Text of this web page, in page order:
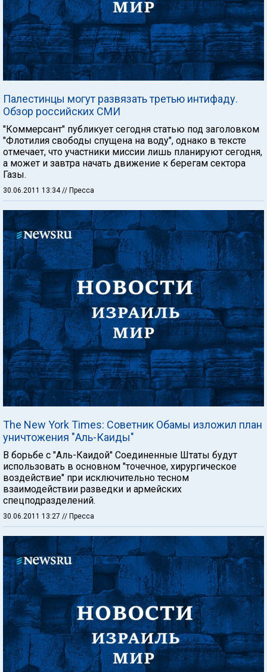
Палестинцы могут развязать третью интифаду.
Обзор российских СМИ
"Коммерсант" публикует сегодня статью под заголовком
"Флотилия свободы спущена на воду", однако в тексте
отмечает, что участники миссии лишь планируют сегодня,
а может и завтра начать движение к берегам сектора
Газы.
30.06.2011 13:34// Пресса
The New York Times: Советник Обамы изложил план
уничтожения "Аль-Каиды"
В борьбе с "Аль-Каидой" Соединенные Штаты будут
использовать в основном "точечное, хирургическое
воздействие" при исключительно тесном
взаимодействии разведки и армейских
спецподразделений.
30.06.2011 13:27 // Пресса